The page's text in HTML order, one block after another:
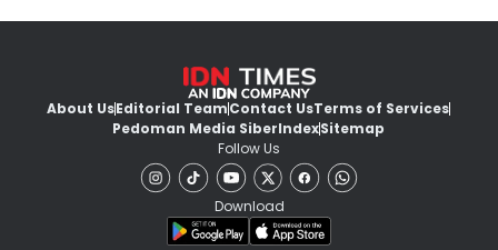
About UsEditorial TeamContact UsTerms of Services
Pedoman Media SiberIndexSitemap
Follow Us
Download